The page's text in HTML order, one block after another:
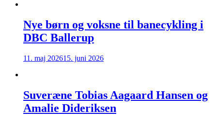
Nye børn og voksne til banecykling i
DBC Ballerup
11. maj 202615. juni 2026
Suveræne Tobias Aagaard Hansen og
Amalie Dideriksen